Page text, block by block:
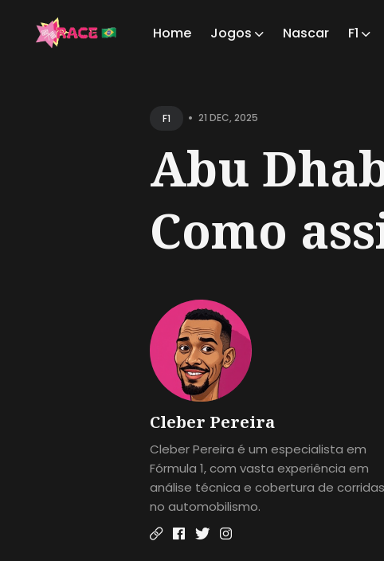
Home Jogos Nascar F1
F1 • 21 DEC, 2025
Abu
Como
Cleber Pereira
Cleber Pereira é um especialista em
Fórmula 1, com vasta experiência em
análise técnica e cobertura de corridas
no automobilismo.